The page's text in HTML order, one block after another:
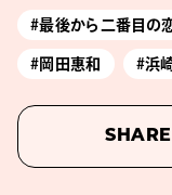
#最後から二番目の
#岡田惠和 #浜
SHARE